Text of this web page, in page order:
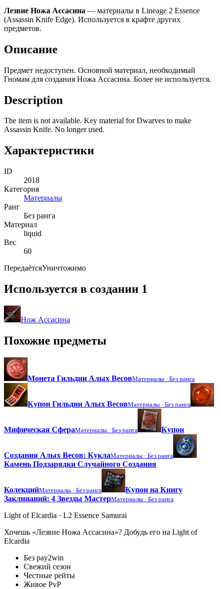
Лезвие Ножа Ассасина — материалы в Lineage 2 Essence
(Assassin Knife Edge). Используется в крафте других
предметов.
Описание
Предмет недоступен. Основной материал, необходимый
Гномам для создания Ножа Ассасина. Более не используется.
Description
The item is not available. Key material for Dwarves to make
Assassin Knife. No longer used.
Характеристики
ID
2018
Категория
Материалы
Ранг
Без ранга
Материал
liquid
Вес
60
ПередаётсяУничтожимо
Используется в создании 1
Нож Ассасина
Похожие предметы
Монета Гильдии Алых ВесовМатериалы · Без ранга
Купон Гильдии Алых ВесовМатериалы · Без ранга
Мифическая СфераМатериалы · Без ранга Купон
Создания Алых Весов: КуклаМатериалы · Без ранга
Камень Подзарядки Случайного Создания
КолекцийМатериалы · Без ранга
Купон на Книгу
Заклинаний: 4 Звезды МастерМатериалы · Без ранга
Light of Elcardia · L2 Essence Samurai
Хочешь «Лезвие Ножа Ассасина»? Добудь его на Light of
Elcardia
Без pay2win
Свежий сезон
Честные рейты
Живое PvP